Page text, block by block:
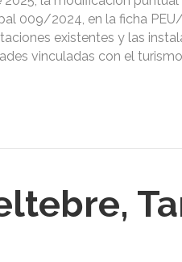
009/2024, en la ficha
existentes y las
vinculadas con el